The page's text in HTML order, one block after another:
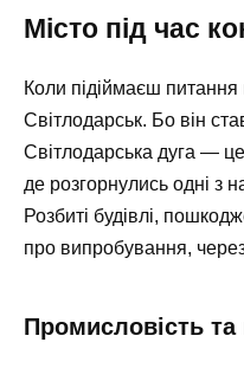
Місто під час
Коли підіймаєш
Світлодарськ. Бо він
Світлодарська дуга —
де розгорнулись одні з
Розбиті будівлі,
про випробування,
Промисловість та